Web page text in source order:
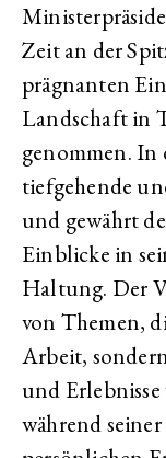
Zeit an der
prägnanten
Landschaft in
genommen. In
tiefgehende
und gewährt
Einblicke in
Haltung. Der
von Themen,
Arbeit,
und
während